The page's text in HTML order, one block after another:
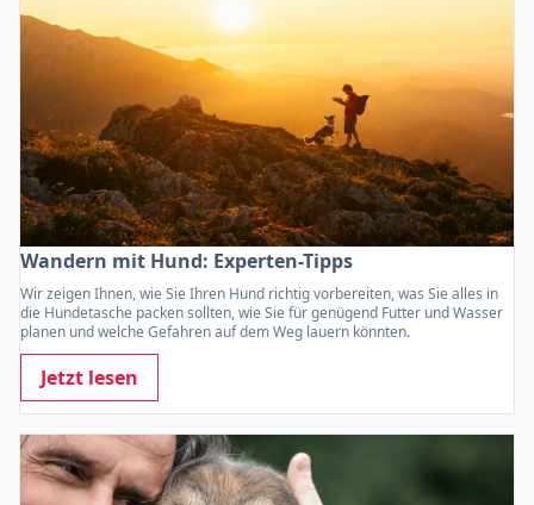
Wandern mit Hund: Experten-Tipps
Wir zeigen Ihnen, wie Sie Ihren Hund richtig vorbereiten, was Sie alles in
die Hundetasche packen sollten, wie Sie für genügend Futter und Wasser
planen und welche Gefahren auf dem Weg lauern könnten.
Jetzt lesen